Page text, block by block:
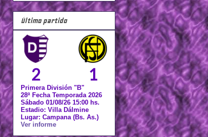
Último partido
2 1
Primera División "B"
28ª Fecha Temporada 2026
Sábado 01/08/26 15:00 hs.
Estadio: Villa Dálmine
Lugar: Campana (Bs. As.)
Ver informe